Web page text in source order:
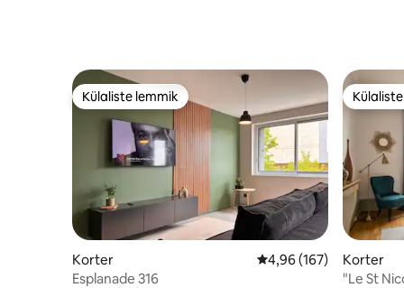
Külaliste lemmik
Külaliste lemmik
Korter Keskmine hinnang
4,96 (167)
Esplanade 316
Korter
"Le St